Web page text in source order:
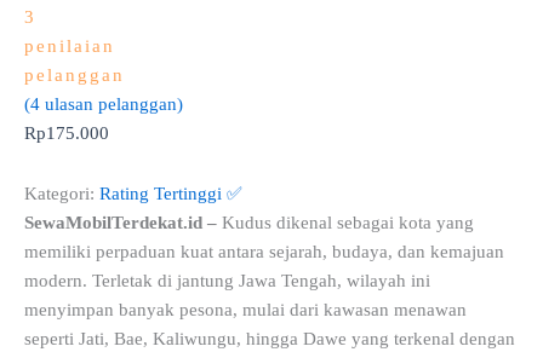
3
penilaian
pelanggan
(4 ulasan pelanggan)
Rp175.000
Kategori: Rating Tertinggi ✅
SewaMobilTerdekat.id – Kudus dikenal sebagai kota yang
memiliki perpaduan kuat antara sejarah, budaya, dan kemajuan
modern. Terletak di jantung Jawa Tengah, wilayah ini
menyimpan banyak pesona, mulai dari kawasan menawan
seperti Jati, Bae, Kaliwungu, hingga Dawe yang terkenal dengan